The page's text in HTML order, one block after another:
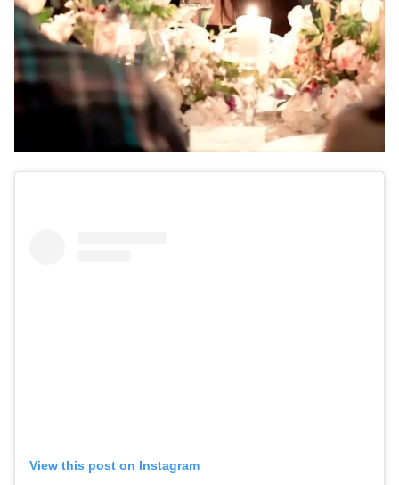
View this post on Instagram